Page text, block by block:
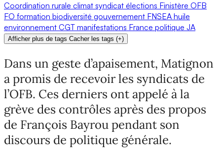
Coordination rurale climat syndicat élections Finistère OFB
FO formation biodiversité gouvernement FNSEA huile
environnement CGT manifestations France politique JA
Afficher plus de tags Cacher les tags (+)
Dans un geste d’apaisement, Matignon
a promis de recevoir les syndicats de
l’OFB. Ces derniers ont appelé à la
grève des contrôles après des propos
de François Bayrou pendant son
discours de politique générale.